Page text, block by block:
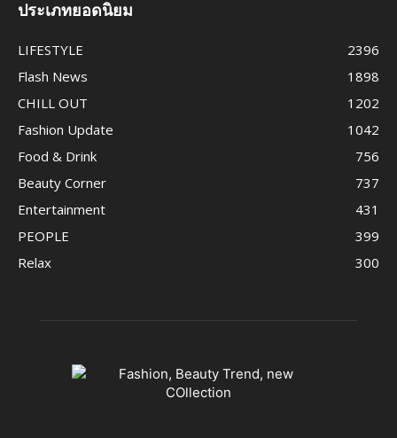
ประเภทยอดนิยม
LIFESTYLE
2396
Flash News
1898
CHILL OUT
1202
Fashion Update
1042
Food & Drink
756
Beauty Corner
737
Entertainment
431
PEOPLE
399
Relax
300